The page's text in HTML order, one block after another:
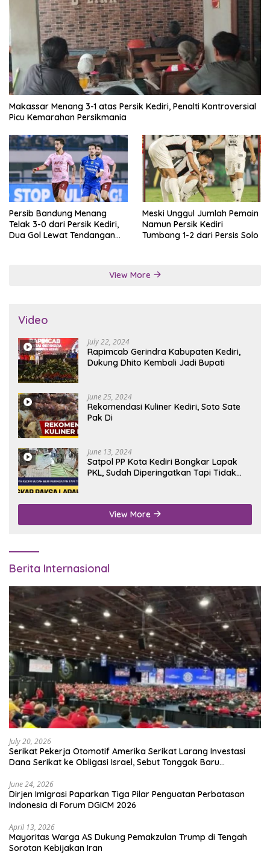
Makassar Menang 3-1 atas Persik Kediri, Penalti Kontroversial
Picu Kemarahan Persikmania
Persib Bandung Menang
Telak 3-0 dari Persik Kediri,
Dua Gol Lewat Tendangan
Meski Unggul Jumlah Pemain
Namun Persik Kediri
Tumbang 1-2 dari Persis Solo
View More
Video
July 22, 2024
Rapimcab Gerindra Kabupaten Kediri,
Dukung Dhito Kembali Jadi Bupati
June 25, 2024
Rekomendasi Kuliner Kediri, Soto Sate
Pak Di
June 13, 2024
Satpol PP Kota Kediri Bongkar Lapak
PKL, Sudah Diperingatkan Tapi Tidak
View More
Berita Internasional
July 20, 2026
Serikat Pekerja Otomotif Amerika Serikat Larang Investasi
Dana Serikat ke Obligasi Israel, Sebut Tonggak Baru
June 24, 2026
Dirjen Imigrasi Paparkan Tiga Pilar Penguatan Perbatasan
Indonesia di Forum DGICM 2026
April 13, 2026
Mayoritas Warga AS Dukung Pemakzulan Trump di Tengah
Sorotan Kebijakan Iran